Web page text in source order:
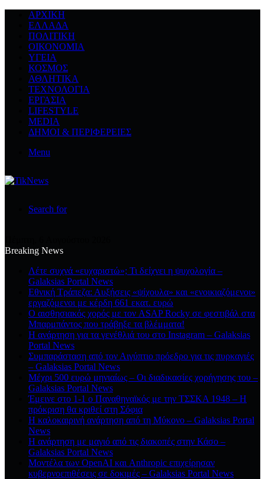
ΑΡΧΙΚΉ
ΕΛΛΆΔΑ
ΠΟΛΙΤΙΚΉ
ΟΙΚΟΝΟΜΊΑ
ΥΓΕΊΑ
ΚΌΣΜΟΣ
ΑΘΛΗΤΙΚΆ
ΤΕΧΝΟΛΟΓΙΆ
ΕΡΓΑΣΊΑ
LIFESTYLE
MEDIA
ΔΉΜΟΙ & ΠΕΡΙΦΈΡΕΙΕΣ
Menu
Search for
Breaking News
Λέτε συχνά «ευχαριστώ»; Τι δείχνει η ψυχολογία –
Galaksias Portal News
Εθνική Τράπεζα: Αυξήσεις «ψίχουλα» και «ενοικιαζόμενοι»
εργαζόμενοι με κέρδη 661 εκατ. ευρώ
Ο αισθησιακός χορός με τον ASAP Rocky σε φεστιβάλ στα
Μπαρμπάντος που τράβηξε τα βλέμματα!
Η ανάρτηση για τα γενέθλιά του στο Instagram – Galaksias
Portal News
Συμπαράσταση από τον Αιγύπτιο πρόεδρο για τις πυρκαγιές
– Galaksias Portal News
Μέχρι 500 ευρώ μηνιαίως – Οι διαδικασίες χορήγησης του –
Galaksias Portal News
Έμεινε στο 1-1 ο Παναθηναϊκός με την ΤΣΣΚΑ 1948 – Η
πρόκριση θα κριθεί στη Σόφια
Η καλοκαιρινή ανάρτηση από τη Μύκονο – Galaksias Portal
News
Η ανάρτηση με μαγιό από τις διακοπές στην Κάσο –
Galaksias Portal News
Μοντέλα των OpenAI και Anthropic επιχείρησαν
κυβερνοεπιθέσεις σε δοκιμές – Galaksias Portal News